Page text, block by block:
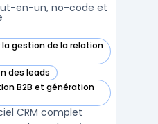
en-un, no-code et
la gestion de la relation
catégorie
des leads
catégorie
B2B et génération
catégorie
CRM complet